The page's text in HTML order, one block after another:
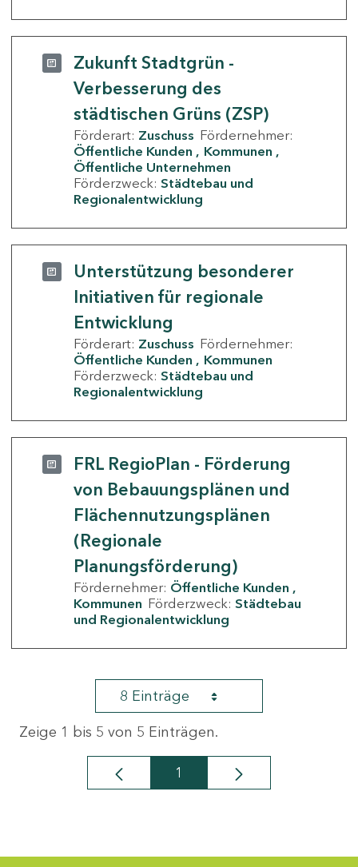
Zukunft Stadtgrün -
Verbesserung des
städtischen Grüns (ZSP)
Förderart: Zuschuss Fördernehmer:
Öffentliche Kunden
Kommunen
Öffentliche Unternehmen
Förderzweck: Städtebau und
Regionalentwicklung
Unterstützung besonderer
Initiativen für regionale
Entwicklung
Förderart: Zuschuss Fördernehmer:
Öffentliche Kunden
Kommunen
Förderzweck: Städtebau und
Regionalentwicklung
FRL RegioPlan - Förderung
von Bebauungsplänen und
Flächennutzungsplänen
(Regionale
Planungsförderung)
Fördernehmer: Öffentliche Kunden
Kommunen Förderzweck: Städtebau
und Regionalentwicklung
8 Einträge
Zeige 1 bis 5 von 5 Einträgen.
Seite
1